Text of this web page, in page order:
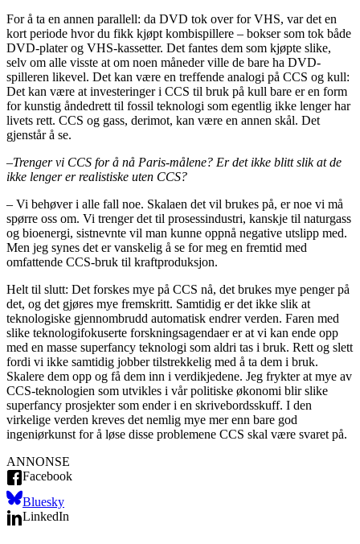
For å ta en annen parallell: da DVD tok over for VHS, var det en
kort periode hvor du fikk kjøpt kombispillere – bokser som tok både
DVD-plater og VHS-kassetter. Det fantes dem som kjøpte slike,
selv om alle visste at om noen måneder ville de bare ha DVD-
spilleren likevel. Det kan være en treffende analogi på CCS og kull:
Det kan være at investeringer i CCS til bruk på kull bare er en form
for kunstig åndedrett til fossil teknologi som egentlig ikke lenger har
livets rett. CCS og gass, derimot, kan være en annen skål. Det
gjenstår å se.
–Trenger vi CCS for å nå Paris-målene? Er det ikke blitt slik at de
ikke lenger er realistiske uten CCS?
– Vi behøver i alle fall noe. Skalaen det vil brukes på, er noe vi må
spørre oss om. Vi trenger det til prosessindustri, kanskje til naturgass
og bioenergi, sistnevnte vil man kunne oppnå negative utslipp med.
Men jeg synes det er vanskelig å se for meg en fremtid med
omfattende CCS-bruk til kraftproduksjon.
Helt til slutt: Det forskes mye på CCS nå, det brukes mye penger på
det, og det gjøres mye fremskritt. Samtidig er det ikke slik at
teknologiske gjennombrudd automatisk endrer verden. Faren med
slike teknologifokuserte forskningsagendaer er at vi kan ende opp
med en masse superfancy teknologi som aldri tas i bruk. Rett og slett
fordi vi ikke samtidig jobber tilstrekkelig med å ta dem i bruk.
Skalere dem opp og få dem inn i verdikjedene. Jeg frykter at mye av
CCS-teknologien som utvikles i vår politiske økonomi blir slike
superfancy prosjekter som ender i en skrivebordsskuff. I den
virkelige verden kreves det nemlig mye mer enn bare god
ingeniørkunst for å løse disse problemene CCS skal være svaret på.
ANNONSE
Facebook
Bluesky
LinkedIn